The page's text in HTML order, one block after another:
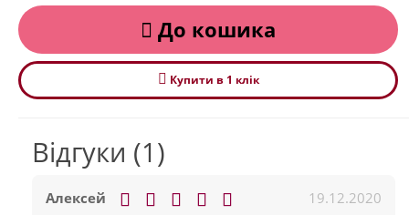
До кошика
Купити в 1 клiк
Відгуки (1)
Алексей 19.12.2020